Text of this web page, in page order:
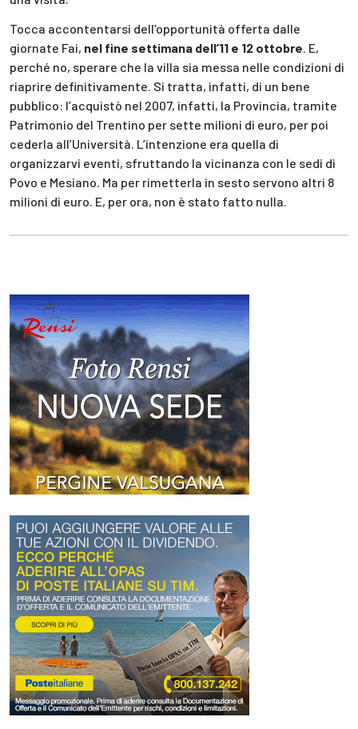
Tocca accontentarsi dell’opportunità offerta dalle
giornate Fai, nel fine settimana dell’11 e 12 ottobre . E,
perché no, sperare che la villa sia messa nelle condizioni di
riaprire definitivamente. Si tratta, infatti, di un bene
pubblico: l’acquistò nel 2007, infatti, la Provincia, tramite
Patrimonio del Trentino per sette milioni di euro, per poi
cederla all’Università. L’intenzione era quella di
organizzarvi eventi, sfruttando la vicinanza con le sedi di
Povo e Mesiano. Ma per rimetterla in sesto servono altri 8
milioni di euro. E, per ora, non è stato fatto nulla.